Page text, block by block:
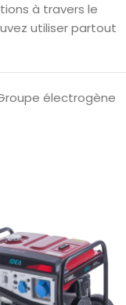
à travers le
utiliser partout
électrogène